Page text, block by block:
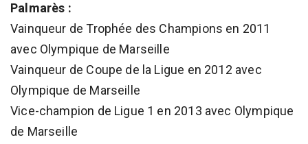
Palmarès :
Vainqueur de Trophée des Champions en 2011
avec Olympique de Marseille
Vainqueur de Coupe de la Ligue en 2012 avec
Olympique de Marseille
Vice-champion de Ligue 1 en 2013 avec Olympique
de Marseille